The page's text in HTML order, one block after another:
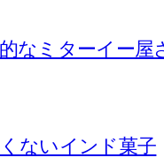
なミターイー屋
ないインド菓子